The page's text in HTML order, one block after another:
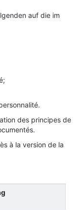
auf die im
des principes de
à la version de la